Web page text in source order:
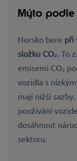
Mýto podle
Norsko bere při
složku CO₂. To
emisemi CO₂
vozidla s
mají nižší
používání
dosáhnout
sektoru.